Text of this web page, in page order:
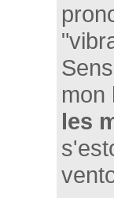
mon
les